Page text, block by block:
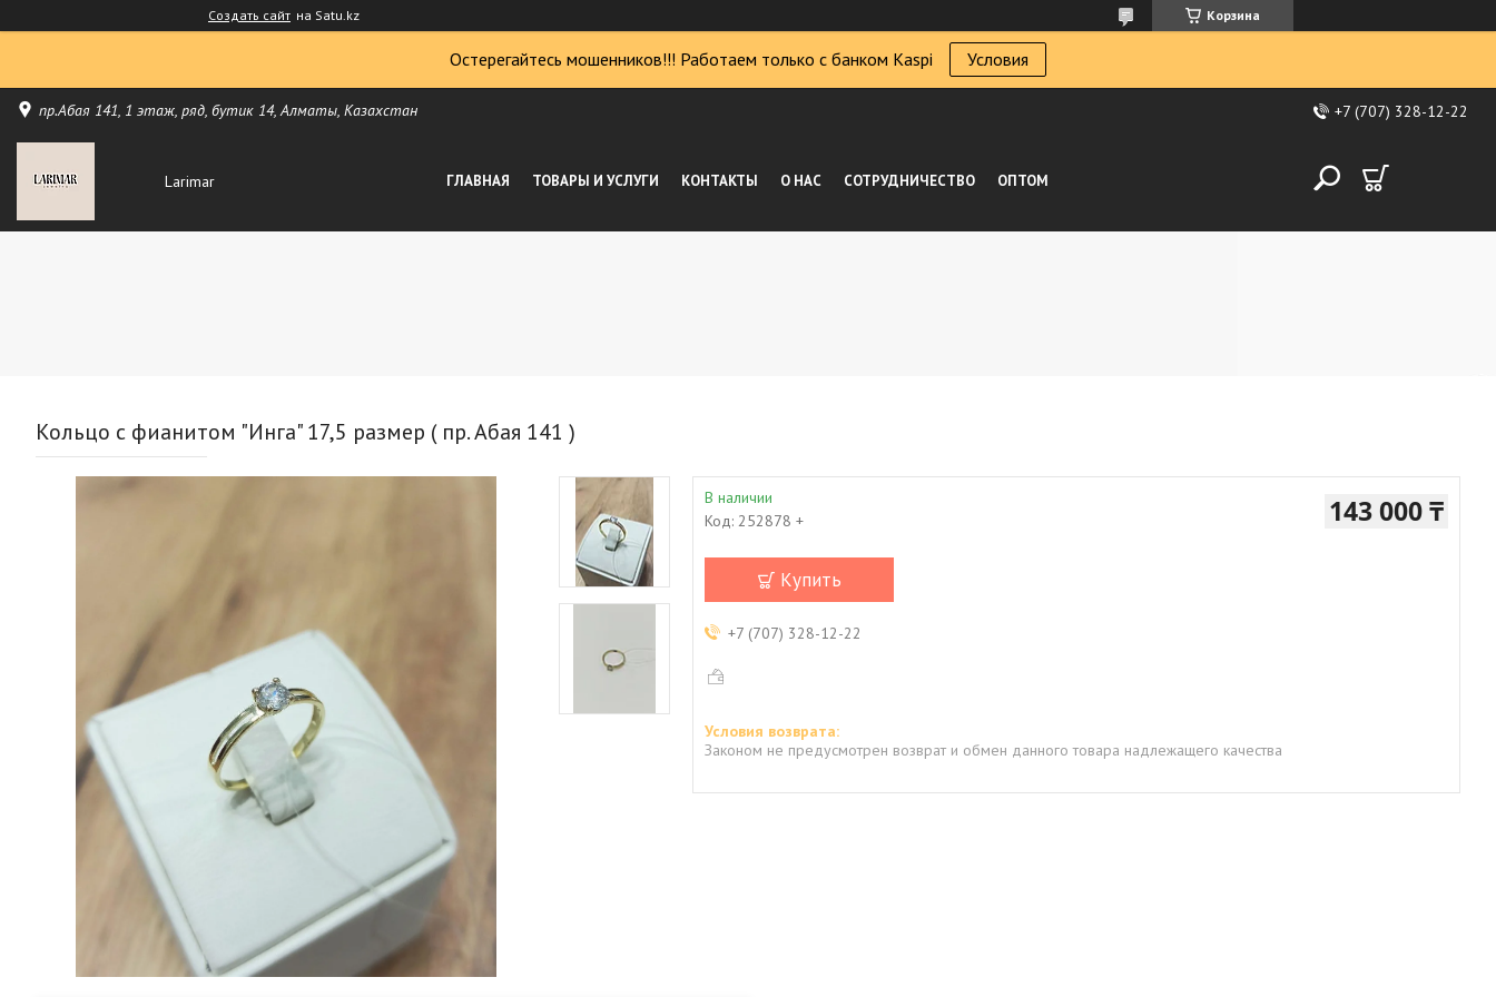
Создать сайт на Satu.kz Корзина
Остерегайтесь мошенников!!! Работаем только с банком Kaspi Условия
пр.Абая 141, 1 этаж, ряд, бутик 14, Алматы, Казахстан +7 (707) 328-12-22
Larimar ГЛАВНАЯ ТОВАРЫ И УСЛУГИ КОНТАКТЫ О НАС СОТРУДНИЧЕСТВО ОПТОМ
Кольцо с фианитом "Инга" 17,5 размер ( пр. Абая 141 )
В наличии
Код: 252878 + 143 000 ₸
Купить
+7 (707) 328-12-22
Законом не предусмотрен возврат и обмен данного товара надлежащего качества